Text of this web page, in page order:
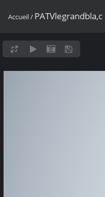
Accueil/ PATVlegrandbla,c